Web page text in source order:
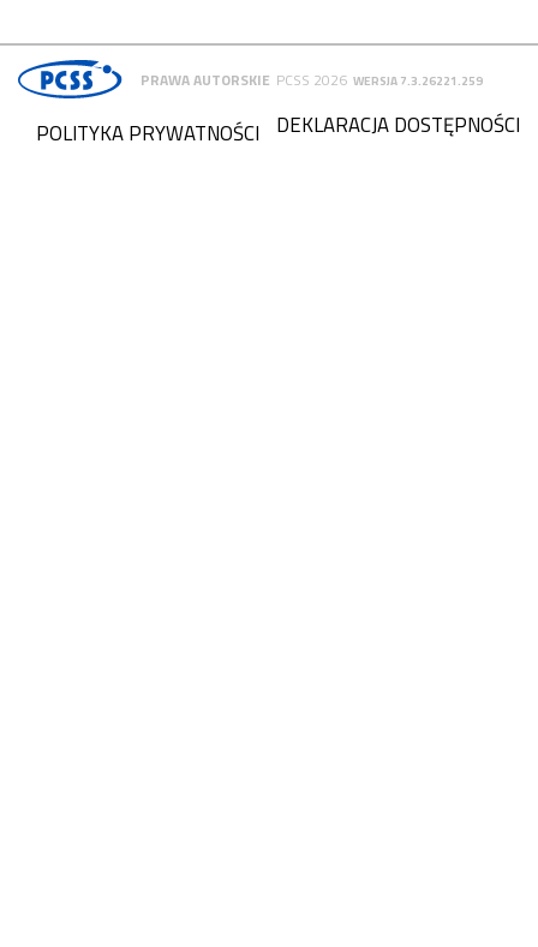
PRAWA AUTORSKIE PCSS 2026 WERSJA 7.3.26221.259
DEKLARACJA DOSTĘPNOŚCI
POLITYKA PRYWATNOŚCI